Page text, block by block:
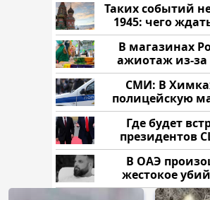
Таких событий
1945: чего
нам?
В магазинах
ажиотаж из-за
продукта: что
СМИ: В
полицейскую
напали и
Где будет
президентов
России:
В ОАЭ
жестокое